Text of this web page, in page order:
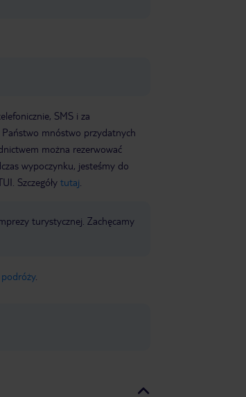
SMS i za
Państwo mnóstwo przydatnych
można rezerwować
wypoczynku, jesteśmy do
Szczegóły tutaj
turystycznej. Zachęcamy
.